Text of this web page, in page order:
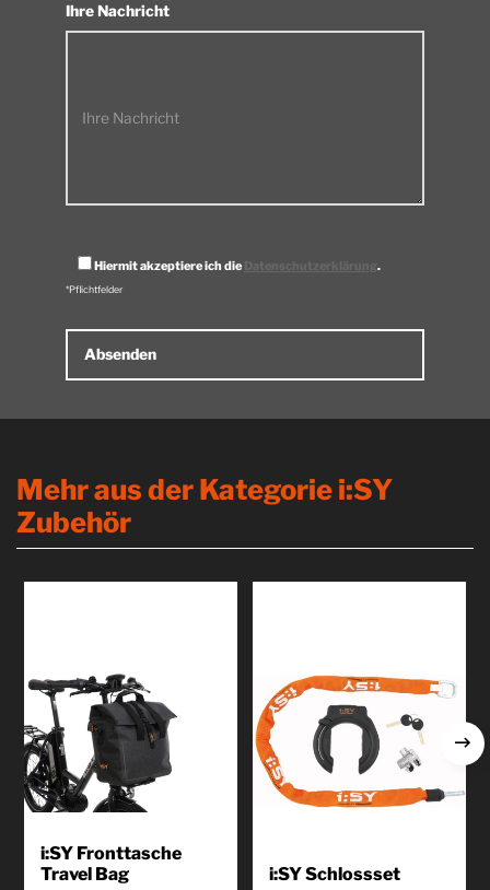
Ihre Nachricht
Ihre Nachricht
Hiermit akzeptiere ich die Datenschutzerklärung .
*Pflichtfelder
Mehr aus der Kategorie i:SY
Zubehör
i:SY Fronttasche
Travel Bag
i:SY Schlossset